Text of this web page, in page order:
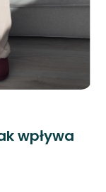
wpływa